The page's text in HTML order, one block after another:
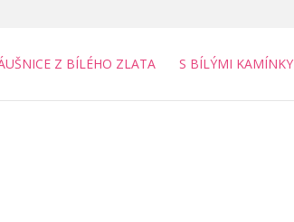
Z BÍLÉHO ZLATA S BÍLÝMI KAMÍNKY